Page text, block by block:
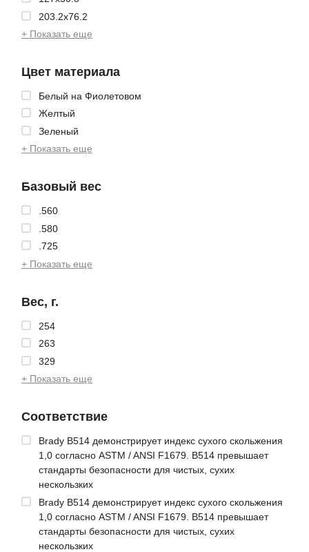
203.2x76.2
+ Показать еще
Цвет материала
Белый на Фиолетовом
Желтый
Зеленый
+ Показать еще
Базовый вес
.560
.580
.725
+ Показать еще
Вес, г.
254
263
329
+ Показать еще
Соответствие
Brady B514 демонстрирует индекс сухого скольжения
1,0 согласно ASTM / ANSI F1679. B514 превышает
стандарты безопасности для чистых, сухих
нескользких
Brady B514 демонстрирует индекс сухого скольжения
1,0 согласно ASTM / ANSI F1679. B514 превышает
стандарты безопасности для чистых, сухих
нескользких